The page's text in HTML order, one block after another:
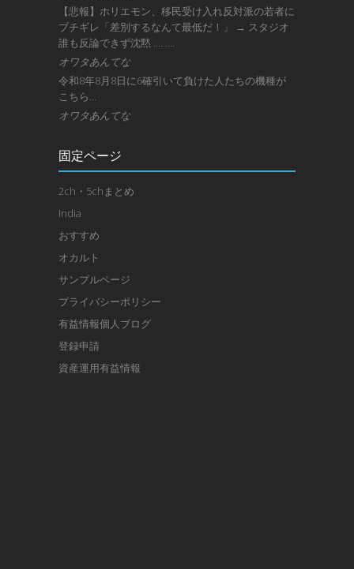
【悲報】ホリエモン、移民受け入れ反対派の若者に
ブチギレ「差別するなんて最低だ！」 → スタジオ
誰も反論できず沈黙 ………
オワタあんてな
令和8年8月8日に6確引いて負けた人たちの機種が
こちら…
オワタあんてな
固定ページ
2ch・5chまとめ
India
おすすめ
オカルト
サンプルページ
プライバシーポリシー
有益情報個人ブログ
登録申請
資産運用有益情報